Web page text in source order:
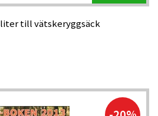
till vätskeryggsäck